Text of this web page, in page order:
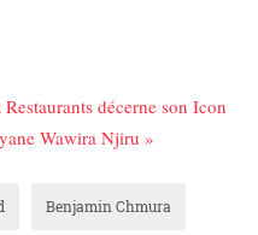
décerne son Icon
Wawira Njiru »
Benjamin Chmura